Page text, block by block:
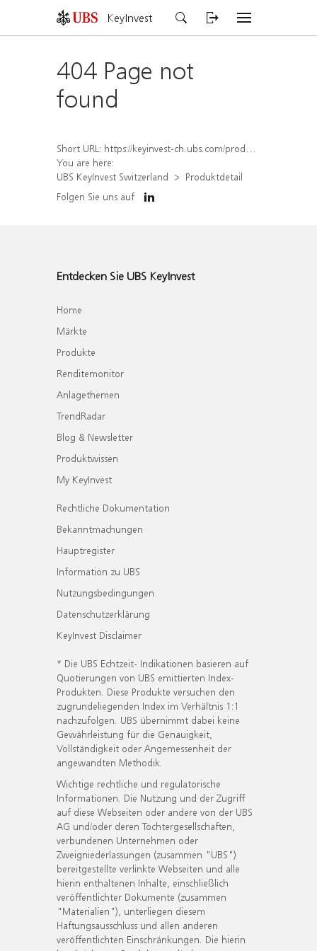
KeyInvest
404 Page not
found
Short URL: https://keyinvest-ch.ubs.com/produkt/detail/index/isin/CH1581940116
You are here:
UBS KeyInvest Switzerland
Produktdetail
Folgen Sie uns auf
Entdecken Sie UBS KeyInvest
Home
Märkte
Produkte
Renditemonitor
Anlagethemen
TrendRadar
Blog & Newsletter
Produktwissen
My KeyInvest
Rechtliche Dokumentation
Bekanntmachungen
Hauptregister
Information zu UBS
Nutzungsbedingungen
Datenschutzerklärung
KeyInvest Disclaimer
* Die UBS Echtzeit- Indikationen basieren auf
Quotierungen von UBS emittierten Index-
Produkten. Diese Produkte versuchen den
zugrundeliegenden Index im Verhältnis 1:1
nachzufolgen. UBS übernimmt dabei keine
Gewährleistung für die Genauigkeit,
Vollständigkeit oder Angemessenheit der
angewandten Methodik.
Wichtige rechtliche und regulatorische
Informationen. Die Nutzung und der Zugriff
auf diese Webseiten oder andere von der UBS
AG und/oder deren Tochtergesellschaften,
verbundenen Unternehmen oder
Zweigniederlassungen (zusammen "UBS")
bereitgestellte verlinkte Webseiten und alle
hierin enthaltenen Inhalte, einschließlich
veröffentlichter Dokumente (zusammen
"Materialien"), unterliegen diesem
Haftungsausschluss und allen anderen
veröffentlichten Einschränkungen. Die hierin